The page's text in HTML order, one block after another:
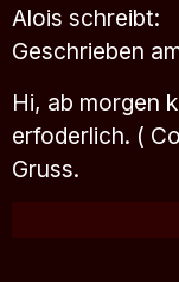
Alois schreibt:
Geschrieben
Hi, ab morgen
erfoderlich. (
Gruss.